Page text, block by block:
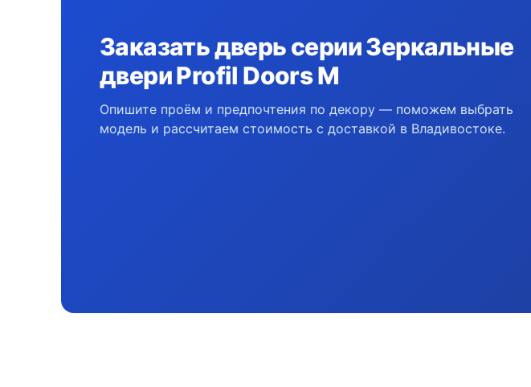
Заказать дверь серии Зеркальные
двери Profil Doors M
Опишите проём и предпочтения по декору — поможем выбрать
модель и рассчитаем стоимость с доставкой в Владивостоке.